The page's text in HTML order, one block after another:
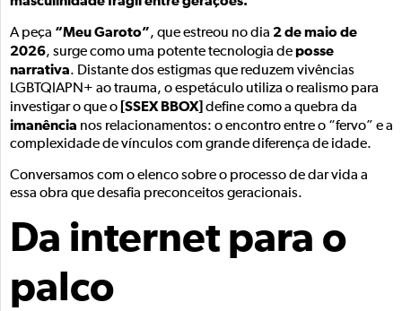
A peça “Meu Garoto”, que estreou no dia 2 de maio de
2026, surge como uma potente tecnologia deposse
narrativa. Distante dos estigmas que reduzem vivências
LGBTQIAPN+ ao trauma, o espetáculo utiliza o realismo para
investigar o que o [SSEX BBOX] define como a quebra da
imanência nos relacionamentos: o encontro entre o “fervo” e a
complexidade de vínculos com grande diferença de idade.
Conversamos com o elenco sobre o processo de dar vida a
essa obra que desafia preconceitos geracionais.
Da internet para o
palco